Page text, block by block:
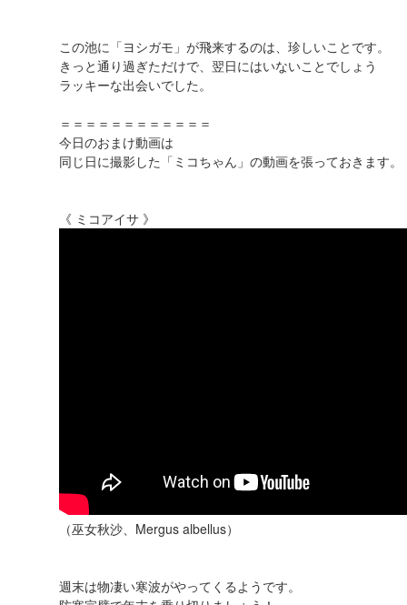
この池に「ヨシガモ」が飛来するのは、珍しいことです。
きっと通り過ぎただけで、翌日にはいないことでしょう
ラッキーな出会いでした。
＝＝＝＝＝＝＝＝＝＝＝＝
今日のおまけ動画は
同じ日に撮影した「ミコちゃん」の動画を張っておきます。
《 ミコアイサ 》
（巫女秋沙、Mergus albellus）
週末は物凄い寒波がやってくるようです。